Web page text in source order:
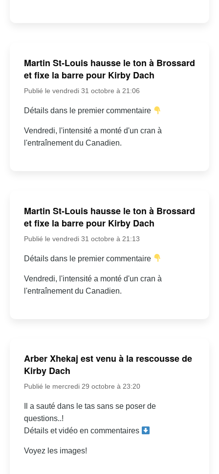
Martin St-Louis hausse le ton à Brossard
et fixe la barre pour Kirby Dach
Publié le vendredi 31 octobre à 21:06
Détails dans le premier commentaire
Vendredi, l'intensité a monté d'un cran à
l'entraînement du Canadien.
Martin St-Louis hausse le ton à Brossard
et fixe la barre pour Kirby Dach
Publié le vendredi 31 octobre à 21:13
Détails dans le premier commentaire
Vendredi, l'intensité a monté d'un cran à
l'entraînement du Canadien.
Arber Xhekaj est venu à la rescousse de
Kirby Dach
Publié le mercredi 29 octobre à 23:20
Il a sauté dans le tas sans se poser de
questions..!
Détails et vidéo en commentaires
Voyez les images!